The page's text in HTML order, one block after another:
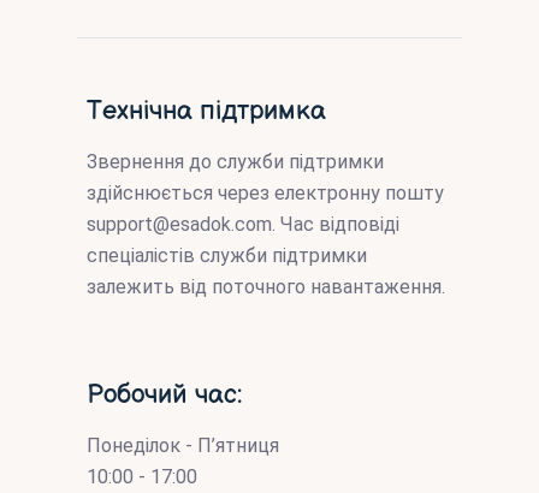
Технічна підтримка
Звернення до служби підтримки
здійснюється через електронну пошту
support@esadok.com. Час відповіді
спеціалістів служби підтримки
залежить від поточного навантаження.
Робочий час:
Понеділок - П’ятниця
10:00 - 17:00